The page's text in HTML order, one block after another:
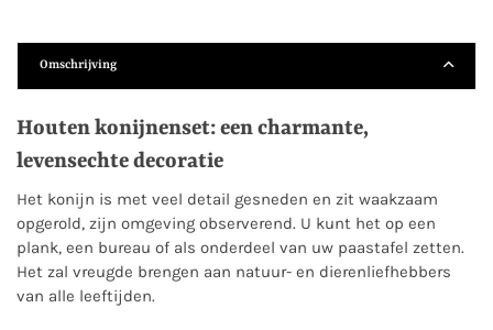
Omschrijving
Houten konijnenset: een charmante,
levensechte decoratie
Het konijn is met veel detail gesneden en zit waakzaam
opgerold, zijn omgeving observerend. U kunt het op een
plank, een bureau of als onderdeel van uw paastafel zetten.
Het zal vreugde brengen aan natuur- en dierenliefhebbers
van alle leeftijden.